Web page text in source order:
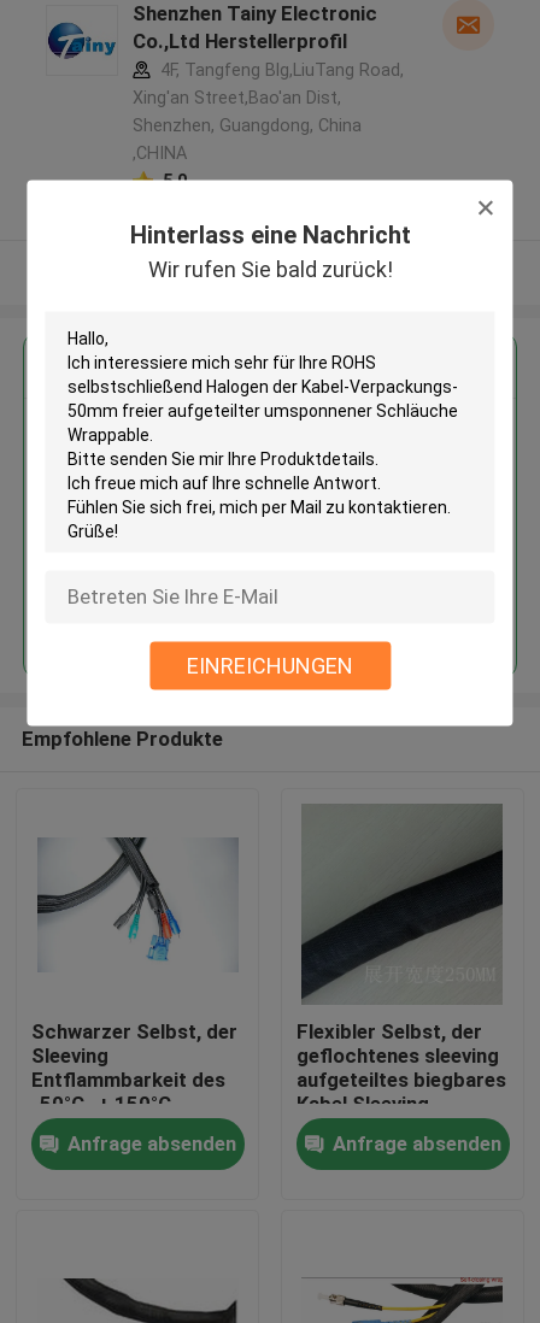
Hinterlass eine Nachricht
Wir rufen Sie bald zurück!
EINREICHUNGEN
Haus
Über uns
Shenzhen Tainy Electronic
Co.,Ltd Herstellerprofil
4F, Tangfeng Blg,LiuTang Road,
Xing'an Street,Bao'an Dist,
Shenzhen, Guangdong, China
,CHINA
5.0
Sehen Sie mehr an
Erhalten Sie den besten Preis für
der Kabel-Verpackungs-50mm
freier aufgeteilter umsponnener
Schläuche Wrappable
Empfohlene Produkte
Schwarzer Selbst, der
Sleeving
Entflammbarkeit des
-50°C- + 150°C
Betriebsbereich-VW-1
einwickelt
Anfrage absenden
Flexibler Selbst, der
geflochtenes sleeving
aufgeteiltes biegbares
Kabel Sleeving
einwickelt
Anfrage absenden